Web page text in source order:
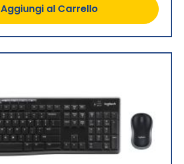
Aggiungi al Carrello